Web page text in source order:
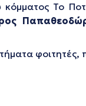
Το
φοιτητές,